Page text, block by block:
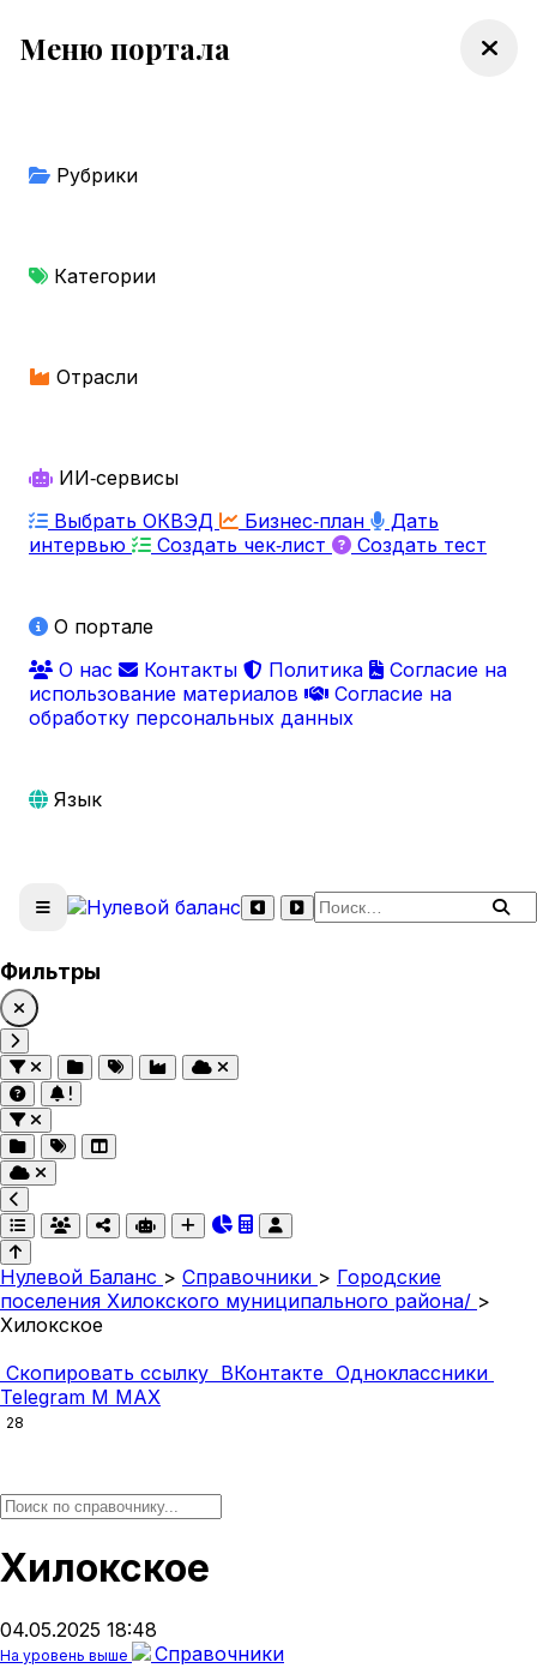
Меню портала
Рубрики
Категории
Отрасли
ИИ‑сервисы
Выбрать ОКВЭД
Бизнес‑план
Дать
интервью
Создать чек‑лист Создать тест
О портале
О нас
Контакты Политика
Согласие на
использование материалов
Согласие на
обработку персональных данных
Язык
Поиск по сайту
Фильтры
Нулевой Баланс > Справочники > Городские
поселения Хилокского муниципального района/ >
Хилокское
Скопировать ссылку ВКонтакте Одноклассники
Telegram M MAX
28
Хилокское
04.05.2025 18:48
На уровень выше Справочники